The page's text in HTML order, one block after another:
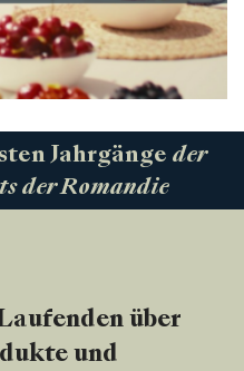
Jahrgänge der
der Romandie
über
und